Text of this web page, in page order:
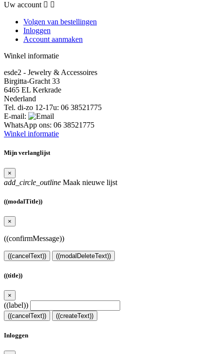
Uw account  
Volgen van bestellingen
Inloggen
Account aanmaken
Winkel informatie
esde2 - Jewelry & Accessoires
Birgitta-Gracht 33
6465 EL Kerkrade
Nederland
Tel. di-zo 12-17u: 06 38521775
E-mail:
WhatsApp ons: 06 38521775
Winkel informatie
Mijn verlanglijst
×
add_circle_outline Maak nieuwe lijst
((modalTitle))
×
((confirmMessage))
((cancelText)) ((modalDeleteText))
((title))
×
((label))
((cancelText)) ((createText))
Inloggen